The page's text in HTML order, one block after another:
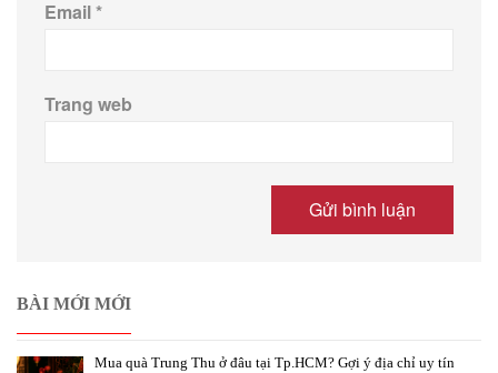
Email*
Trang web
BÀI MỚI MỚI
Mua quà Trung Thu ở đâu tại Tp.HCM? Gợi ý địa chỉ uy tín